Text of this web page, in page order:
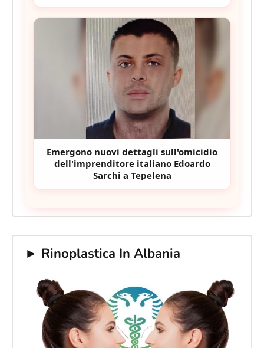
Emergono nuovi dettagli sull'omicidio
dell'imprenditore italiano Edoardo
Sarchi a Tepelena
► Rinoplastica In Albania